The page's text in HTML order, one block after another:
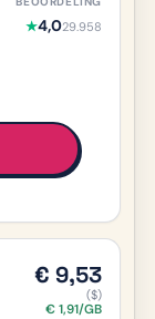
★4,029.958
€ 9,53
($)
€ 1,91/GB